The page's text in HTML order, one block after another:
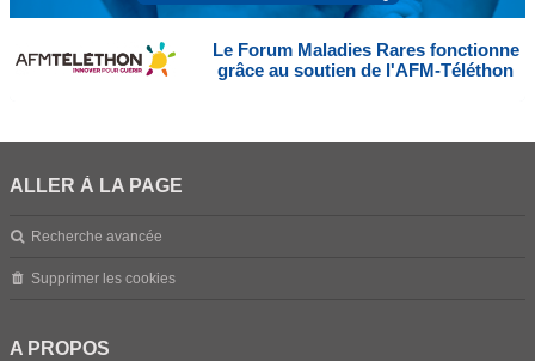
Le Forum Maladies Rares fonctionne
grâce au soutien de l'AFM-Téléthon
ALLER À LA PAGE
Recherche avancée
Supprimer les cookies
A PROPOS